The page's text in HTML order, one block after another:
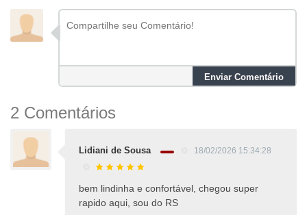
Enviar Comentário
2 Comentários
Lidiani de Sousa 18/02/2026 15:34:28
bem lindinha e confortável, chegou super
rapido aqui, sou do RS